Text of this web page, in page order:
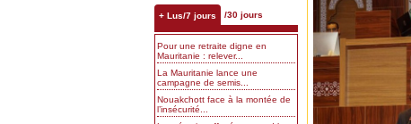
+ Lus/7 jours /30 jours
Pour une retraite digne en
Mauritanie : relever...
La Mauritanie lance une
campagne de semis...
Nouakchott face à la montée de
l’insécurité...